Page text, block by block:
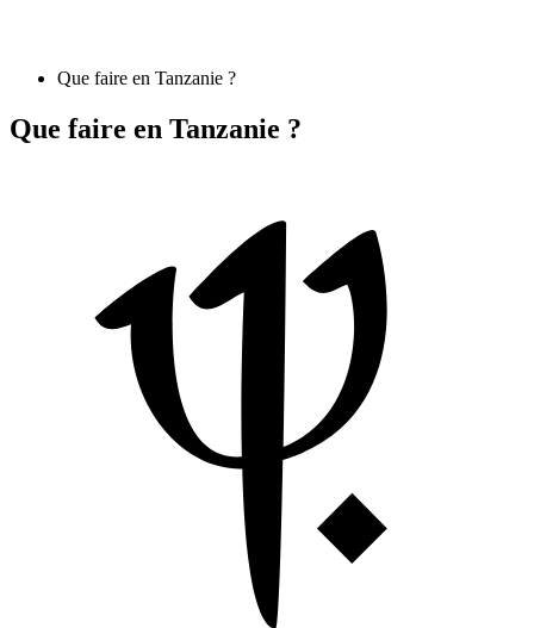
Que faire en Tanzanie ?
Que faire en Tanzanie ?